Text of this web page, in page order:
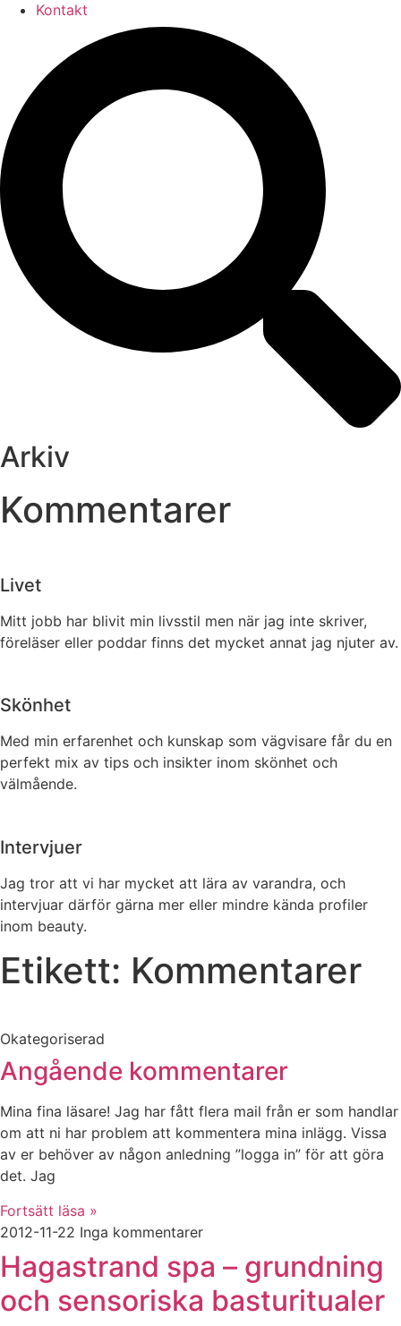
Kontakt
Arkiv
Kommentarer
Livet
Mitt jobb har blivit min livsstil men när jag inte skriver,
föreläser eller poddar finns det mycket annat jag njuter av.
Skönhet
Med min erfarenhet och kunskap som vägvisare får du en
perfekt mix av tips och insikter inom skönhet och
välmående.
Intervjuer
Jag tror att vi har mycket att lära av varandra, och
intervjuar därför gärna mer eller mindre kända profiler
inom beauty.
Etikett: Kommentarer
Okategoriserad
Angående kommentarer
Mina fina läsare! Jag har fått flera mail från er som handlar
om att ni har problem att kommentera mina inlägg. Vissa
av er behöver av någon anledning ”logga in” för att göra
det. Jag
Fortsätt läsa »
2012-11-22 Inga kommentarer
Hagastrand spa – grundning
och sensoriska basturitualer